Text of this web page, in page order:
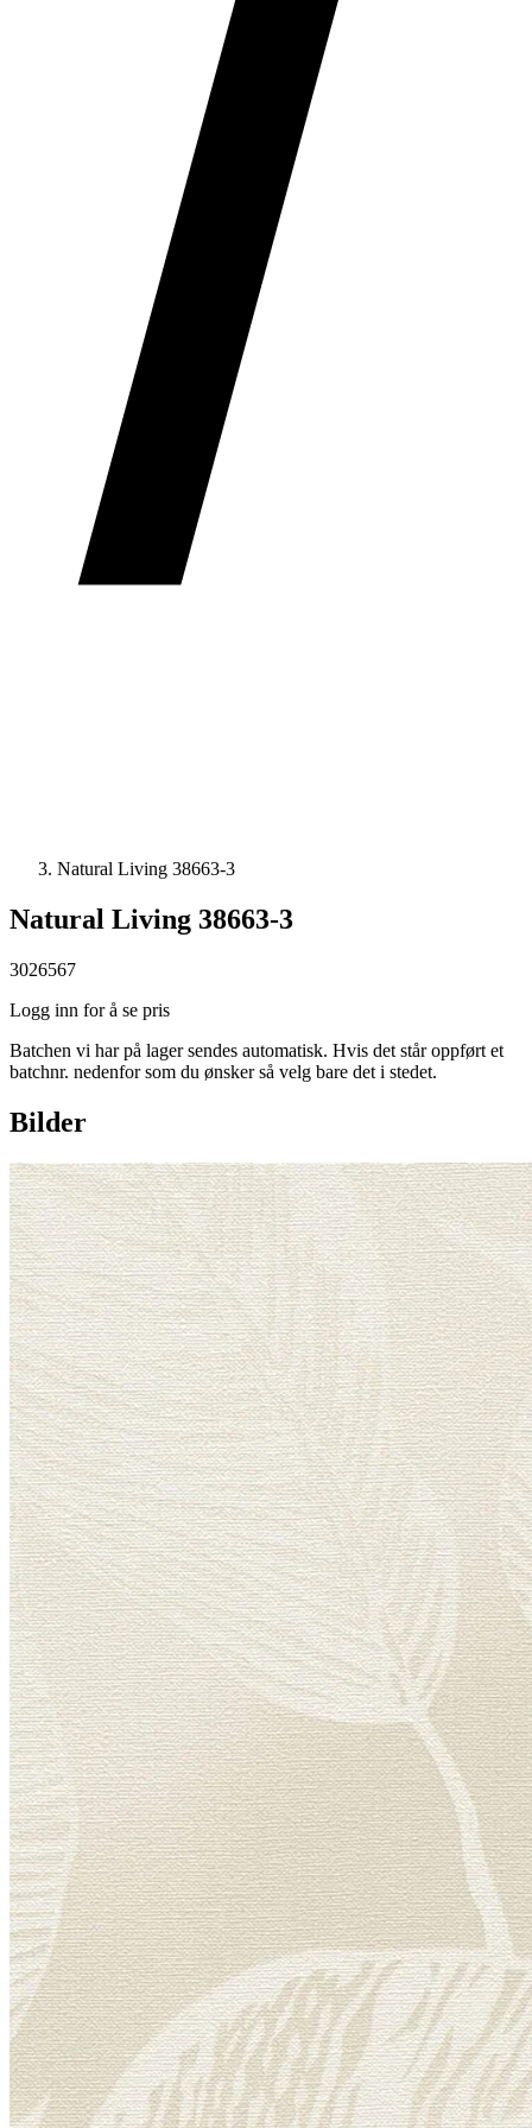
Natural Living 38663-3
Natural Living 38663-3
3026567
Logg inn for å se pris
Batchen vi har på lager sendes automatisk. Hvis det står oppført et
batchnr. nedenfor som du ønsker så velg bare det i stedet.
Bilder